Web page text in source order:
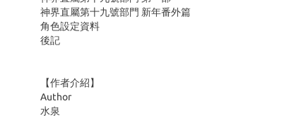
神界直屬第十九號部門 新年番外篇
角色設定資料
後記
【作者介紹】
Author
水泉